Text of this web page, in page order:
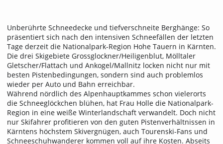
Unberührte Schneedecke und tiefverschneite Berghänge: So
präsentiert sich nach den intensiven Schneefällen der letzten
Tage derzeit die Nationalpark-Region Hohe Tauern in Kärnten.
Die drei Skigebiete Grossglockner/Heiligenblut, Mölltaler
Gletscher/Flattach und Ankogel/Mallnitz locken nicht nur mit
besten Pistenbedingungen, sondern sind auch problemlos
wieder per Auto und Bahn erreichbar.
Während nördlich des Alpenhauptkammes schon vielerorts
die Schneeglöckchen blühen, hat Frau Holle die Nationalpark-
Region in eine weiße Winterlandschaft verwandelt. Doch nicht
nur Skifahrer profitieren von den guten Pistenverhältnissen in
Kärntens höchstem Skivergnügen, auch Tourenski-Fans und
Schneeschuhwanderer kommen voll auf ihre Kosten. Abseits